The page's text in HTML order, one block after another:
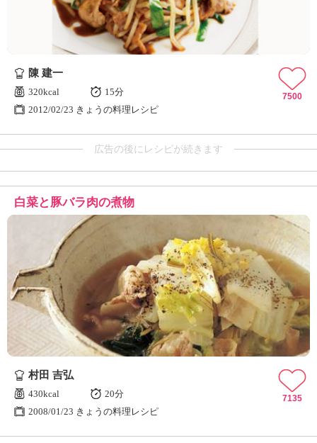
陳 建一
320kcal
15分
2012/02/23 きょうの料理レシピ
7500
広告の後にレシピが続きます
白菜と豚バラ肉の煮物
村田 吉弘
430kcal
20分
2008/01/23 きょうの料理レシピ
7135